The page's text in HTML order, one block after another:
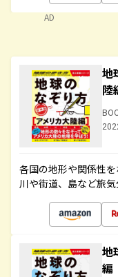
AD
地
陸
各国の地形や関係性を
川や街道、島など旅
地
編